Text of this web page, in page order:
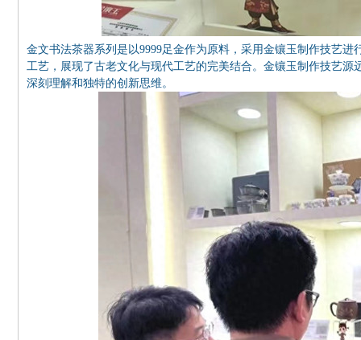
金文书法茶器系列是以9999足金作为原料，采用金镶玉制作技艺
工艺，展现了古老文化与现代工艺的完美结合。金镶玉制作技艺
深刻理解和独特的创新思维。